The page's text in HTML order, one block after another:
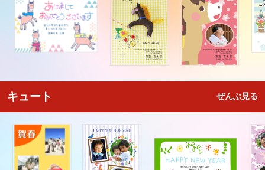
キュート ぜんぶ見る